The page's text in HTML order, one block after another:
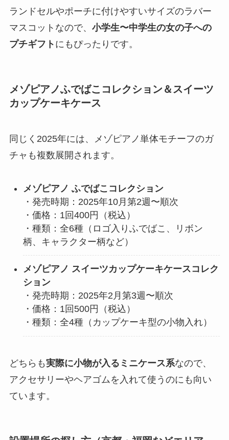
ランドセルやポーチに付けやすいサイズのラバー
マスコットなので、 小学生〜中学生の女の子への
プチギフト にもぴったりです。
メゾピアノふでばこコレクション＆スイーツ
カップケーキケース
同じく2025年には、メゾピアノ単体モチーフのガ
チャも複数展開されます。
メゾピアノ ふでばこコレクション
・発売時期：2025年10月第2週〜順次
・価格：1回400円（税込）
・種類：全6種（ロゴ入りふでばこ、リボン
柄、キャラクター柄など）
メゾピアノ スイーツカップケーキケースコレク
ション
・発売時期：2025年2月第3週〜順次
・価格：1回500円（税込）
・種類：全4種（カップケーキ型の小物入れ）
どちらも実際に小物が入るミニケース系なので、
アクセサリーやヘアゴムを入れて使うのにも向い
ています。